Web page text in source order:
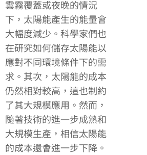
雲霧覆蓋或夜晚的情況
下，太陽能產生的能量會
大幅度減少。科學家們也
在研究如何儲存太陽能以
應對不同環境條件下的需
求。其次，太陽能的成本
仍然相對較高，這也制約
了其大規模應用。然而，
隨著技術的進一步成熟和
大規模生產，相信太陽能
的成本還會進一步下降。